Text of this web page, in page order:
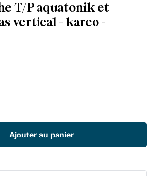
T/P aquatonik et
vertical - kareo -
Ajouter au panier